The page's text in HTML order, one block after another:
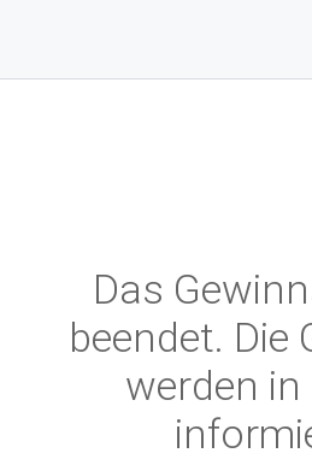
Das
beendet. Die
werden in